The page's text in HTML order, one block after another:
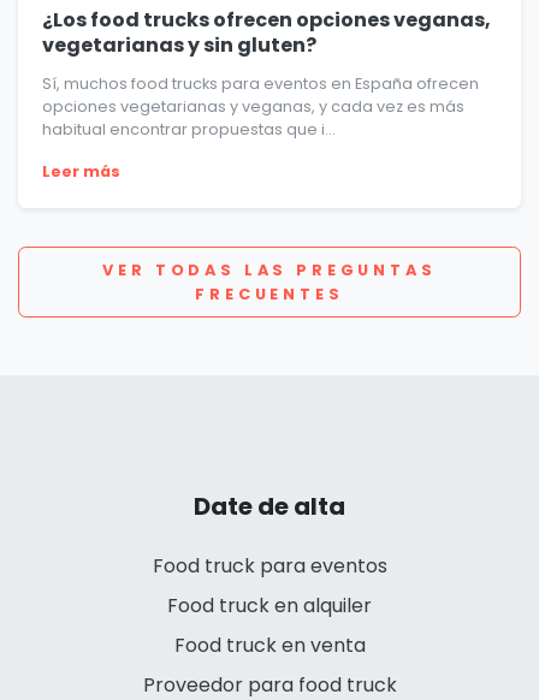
¿Los food trucks ofrecen opciones veganas,
vegetarianas y sin gluten?
Sí, muchos food trucks para eventos en España ofrecen
opciones vegetarianas y veganas, y cada vez es más
habitual encontrar propuestas que i...
Leer más
VER TODAS LAS PREGUNTAS
FRECUENTES
Date de alta
Food truck para eventos
Food truck en alquiler
Food truck en venta
Proveedor para food truck